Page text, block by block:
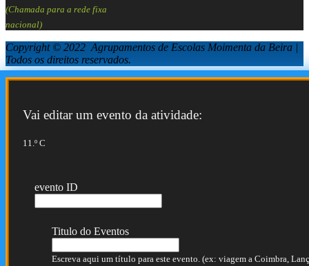
(Chamada para a rede fixa
nacional)
Copyright © 2022 Agrupamentos de Escolas Moimenta da Beira |
Todos os direitos reservados.
Vai editar um evento da atividade:
11.º C
evento ID
Titulo do Eventos
Escreva aqui um título para este evento. (ex: viagem a Coimbra,